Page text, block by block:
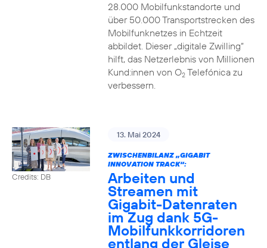
28.000 Mobilfunkstandorte und
über 50.000 Transportstrecken des
Mobilfunknetzes in Echtzeit
abbildet. Dieser „digitale Zwilling“
hilft, das Netzerlebnis von Millionen
Kund:innen von O2Telefónica zu
verbessern.
Credits: DB
13. Mai 2024
ZWISCHENBILANZ „GIGABIT
INNOVATION TRACK“:
Arbeiten und
Streamen mit
Gigabit-Datenraten
im Zug dank 5G-
Mobilfunkkorridoren
entlang der Gleise